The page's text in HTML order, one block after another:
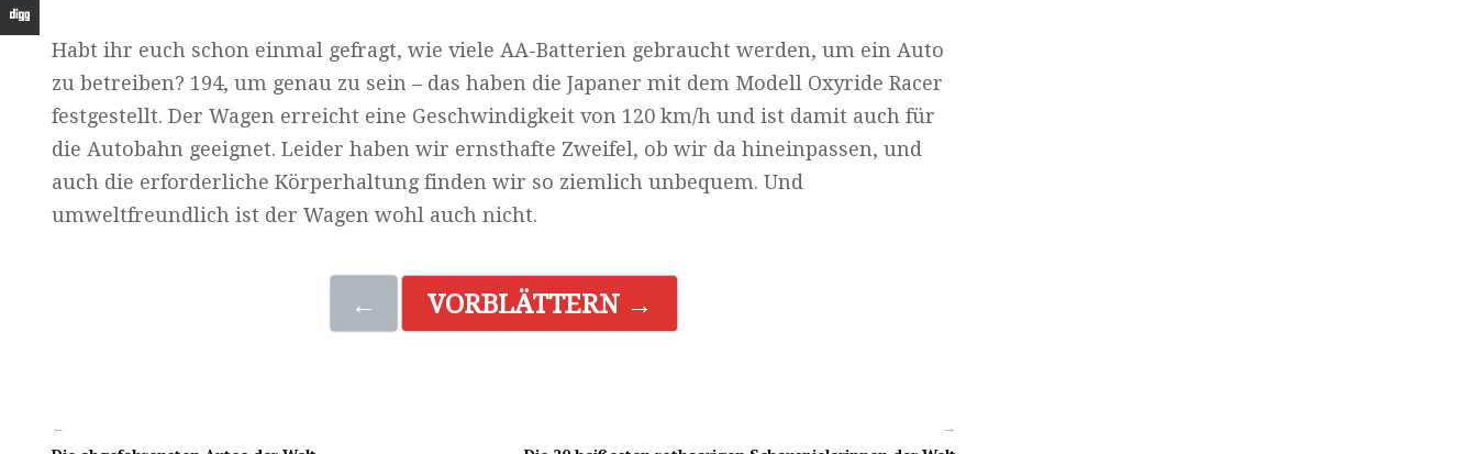
Habt ihr euch schon einmal gefragt, wie viele AA-Batterien gebraucht werden, um ein Auto
zu betreiben? 194, um genau zu sein – das haben die Japaner mit dem Modell Oxyride Racer
festgestellt. Der Wagen erreicht eine Geschwindigkeit von 120 km/h und ist damit auch für
die Autobahn geeignet. Leider haben wir ernsthafte Zweifel, ob wir da hineinpassen, und
auch die erforderliche Körperhaltung finden wir so ziemlich unbequem. Und
umweltfreundlich ist der Wagen wohl auch nicht.
← VORBLÄTTERN →
← →